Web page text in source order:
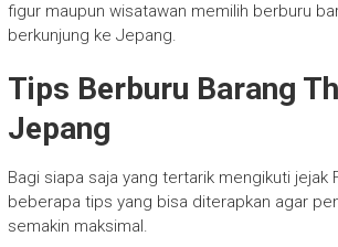
figur maupun wisatawan memilih berburu
berkunjung ke Jepang.
Tips Berburu Barang
Jepang
Bagi siapa saja yang tertarik mengikuti jejak
beberapa tips yang bisa diterapkan agar
semakin maksimal.